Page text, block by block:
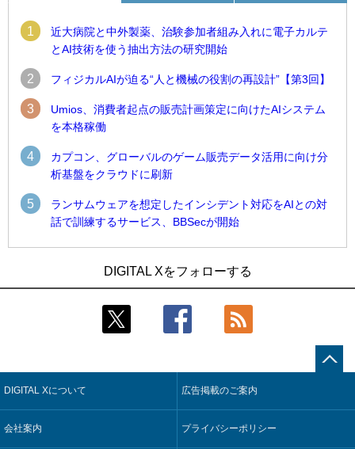
1
近大病院と中外製薬、治験参加者組み入れに電子カルテ
とAI技術を使う抽出方法の研究開始
2 フィジカルAIが迫る“人と機械の役割の再設計”【第3回】
3
Umios、消費者起点の販売計画策定に向けたAIシステム
を本格稼働
4
カプコン、グローバルのゲーム販売データ活用に向け分
析基盤をクラウドに刷新
5
ランサムウェアを想定したインシデント対応をAIとの対
話で訓練するサービス、BBSecが開始
近大病院と中外製薬、治験参加者組み入れに電子カルテとAI
技術を使う抽出方法の研究開始
【COMPUTEX 2026：Arm編】チップ自社製造で鍵を握る台
5
合基盤を本格稼働
鹿島建設、鋼管柱へのコンクリート充填時の異常を検出する
AIを遠隔監視システムに実装
製造業の現場の暗黙知を組織横断で活用するためのナレッジ
5
DIGITAL Xをフォローする
DIGITAL Xについて 広告掲載のご案内
会社案内 プライバシーポリシー